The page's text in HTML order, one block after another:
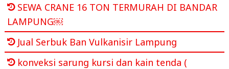
SEWA CRANE 16 TON TERMURAH DI BANDAR
LAMPUNG￼
Jual Serbuk Ban Vulkanisir Lampung
konveksi sarung kursi dan kain tenda (